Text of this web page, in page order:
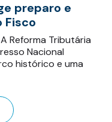
preparo e
Fisco
Reforma Tributária
Nacional
histórico e uma